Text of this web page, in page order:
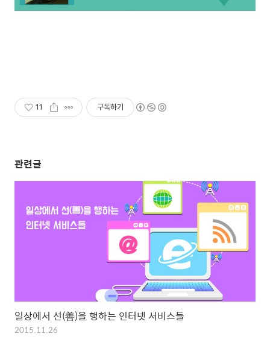
11 구독하기
관련글
일상에서 선(善)을 행하는 인터넷 서비스들
2015.11.26